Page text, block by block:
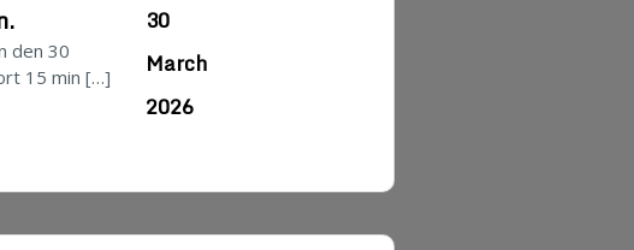
den 30
15 min […]
30
March
2026